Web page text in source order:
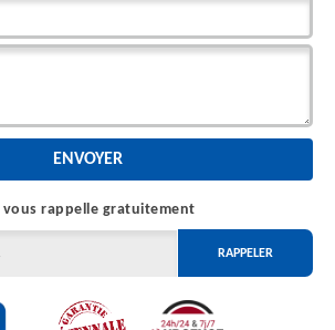
vous rappelle gratuitement